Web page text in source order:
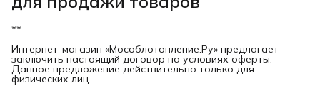
**
Интернет-магазин «Мособлотопление.Ру» предлагает
заключить настоящий договор на условиях оферты.
Данное предложение действительно только для
физических лиц.